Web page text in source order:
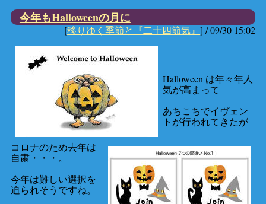
今年もHalloweenの月に
[移りゆく季節と『二十四節気』] /09/30 15:02
Halloween は年々年人
気が高まって
あちこちでイヴェン
トが行われてきたが
コロナのため去年は
自粛・・・。
今年は難しい選択を
迫られそうですね。